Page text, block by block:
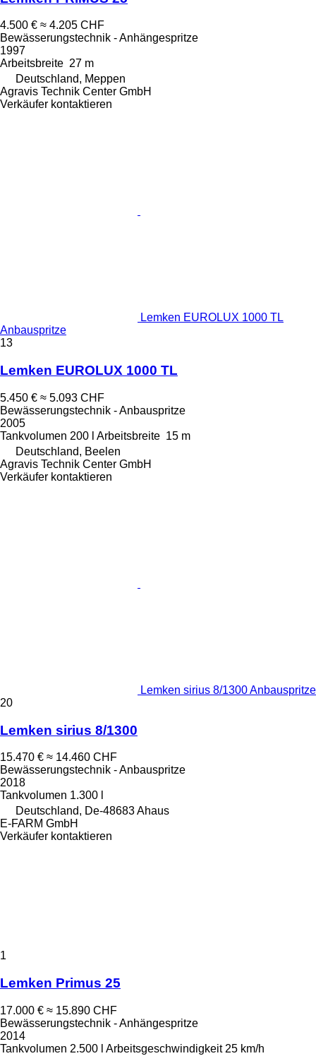
4.500 € ≈ 4.205 CHF
Bewässerungstechnik - Anhängespritze
1997
Arbeitsbreite 27 m
Deutschland, Meppen
Agravis Technik Center GmbH
Verkäufer kontaktieren
Lemken EUROLUX 1000 TL
Anbauspritze
13
Lemken EUROLUX 1000 TL
5.450 € ≈ 5.093 CHF
Bewässerungstechnik - Anbauspritze
2005
Tankvolumen 200 l Arbeitsbreite 15 m
Deutschland, Beelen
Agravis Technik Center GmbH
Verkäufer kontaktieren
Lemken sirius 8/1300 Anbauspritze
20
Lemken sirius 8/1300
15.470 € ≈ 14.460 CHF
Bewässerungstechnik - Anbauspritze
2018
Tankvolumen 1.300 l
Deutschland, De-48683 Ahaus
E-FARM GmbH
Verkäufer kontaktieren
1
Lemken Primus 25
17.000 € ≈ 15.890 CHF
Bewässerungstechnik - Anhängespritze
2014
Tankvolumen 2.500 l Arbeitsgeschwindigkeit 25 km/h